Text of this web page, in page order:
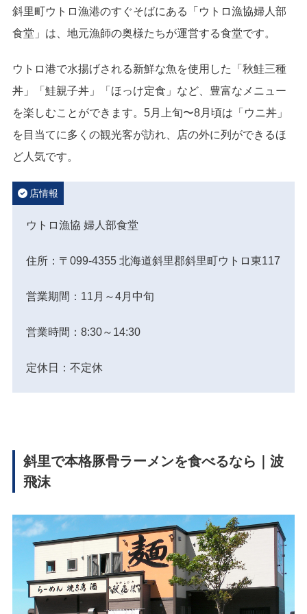
斜里町ウトロ漁港のすぐそばにある「ウトロ漁協婦人部
食堂」は、地元漁師の奥様たちが運営する食堂です。
ウトロ港で水揚げされる新鮮な魚を使用した「秋鮭三種
丼」「鮭親子丼」「ほっけ定食」など、豊富なメニュー
を楽しむことができます。5月上旬〜8月頃は「ウニ丼」
を目当てに多くの観光客が訪れ、店の外に列ができるほ
ど人気です。
店情報
ウトロ漁協 婦人部食堂
住所：〒099-4355 北海道斜里郡斜里町ウトロ東117
営業期間：11月～4月中旬
営業時間：8:30～14:30
定休日：不定休
斜里で本格豚骨ラーメンを食べるなら｜波
飛沫